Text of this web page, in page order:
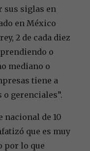
sus siglas en
en México
2 de cada diez
o
mediano o
tiene a
gerenciales”.
nacional de 10
que es muy
por lo que